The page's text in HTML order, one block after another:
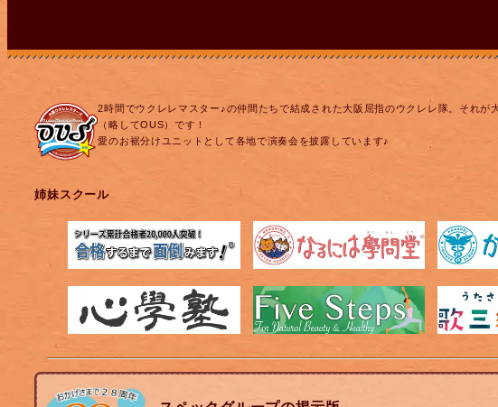
2時間でウクレレマスター♪の仲間たちで結成された大阪屈指のウクレレ隊。それが
（略してOUS）です！
愛のお裾分けユニットとして各地で演奏会を披露しています♪
姉妹スクール